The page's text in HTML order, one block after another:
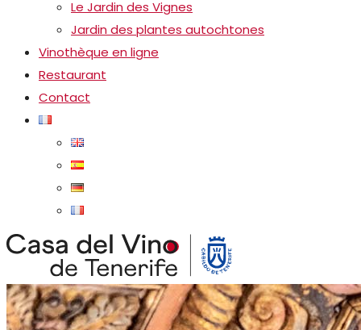
Le Jardin des Vignes
Jardin des plantes autochtones
Vinothèque en ligne
Restaurant
Contact